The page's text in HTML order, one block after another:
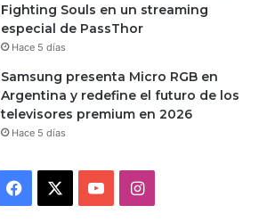
Fighting Souls en un streaming
especial de PassThor
Hace 5 días
Samsung presenta Micro RGB en
Argentina y redefine el futuro de los
televisores premium en 2026
Hace 5 días
Facebook YouTubeInstagram